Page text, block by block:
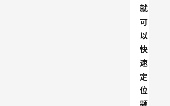
就
可
以
快
速
定
位
题